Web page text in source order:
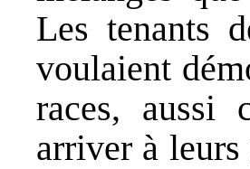
Les tenants
voulaient
races, aussi
arriver à